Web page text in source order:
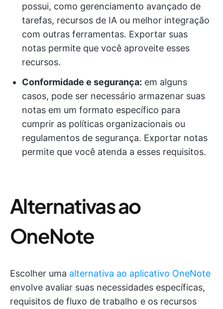
possui, como gerenciamento avançado de
tarefas, recursos de IA ou melhor integração
com outras ferramentas. Exportar suas
notas permite que você aproveite esses
recursos.
Conformidade e segurança: em alguns
casos, pode ser necessário armazenar suas
notas em um formato específico para
cumprir as políticas organizacionais ou
regulamentos de segurança. Exportar notas
permite que você atenda a esses requisitos.
Alternativas ao
OneNote
Escolher uma alternativa ao aplicativo OneNote
envolve avaliar suas necessidades específicas,
requisitos de fluxo de trabalho e os recursos